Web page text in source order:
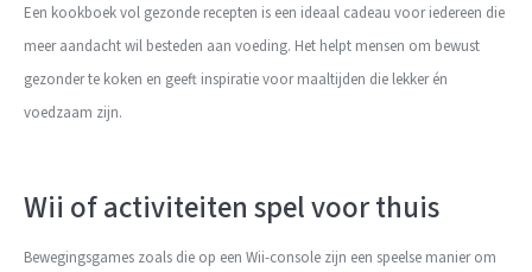
Een kookboek vol gezonde recepten is een ideaal cadeau voor iedereen die
meer aandacht wil besteden aan voeding. Het helpt mensen om bewust
gezonder te koken en geeft inspiratie voor maaltijden die lekker én
voedzaam zijn.
Wii of activiteiten spel voor thuis
Bewegingsgames zoals die op een Wii-console zijn een speelse manier om